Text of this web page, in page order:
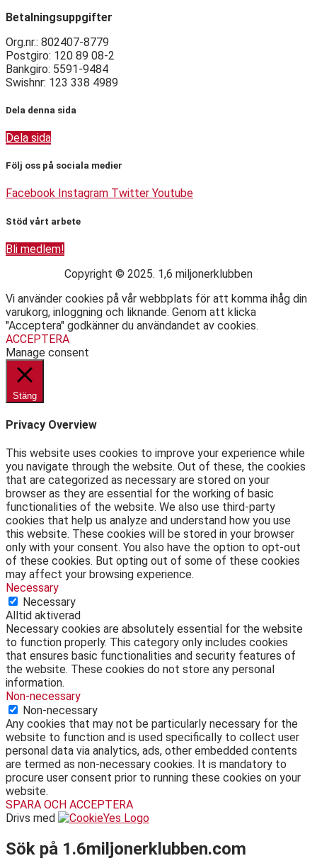
Betalningsuppgifter
Org.nr.: 802407-8779
Postgiro: 120 89 08-2
Bankgiro: 5591-9484
Swishnr: 123 338 4989
Dela denna sida
Dela sida
Följ oss på sociala medier
Facebook Instagram Twitter Youtube
Stöd vårt arbete
Bli medlem!
Copyright © 2025. 1,6 miljonerklubben
Vi använder cookies på vår webbplats för att komma ihåg din
varukorg, inloggning och liknande. Genom att klicka
"Acceptera" godkänner du användandet av cookies.
ACCEPTERA
Manage consent
Stäng
Privacy Overview
This website uses cookies to improve your experience while
you navigate through the website. Out of these, the cookies
that are categorized as necessary are stored on your
browser as they are essential for the working of basic
functionalities of the website. We also use third-party
cookies that help us analyze and understand how you use
this website. These cookies will be stored in your browser
only with your consent. You also have the option to opt-out
of these cookies. But opting out of some of these cookies
may affect your browsing experience.
Necessary
Necessary
Alltid aktiverad
Necessary cookies are absolutely essential for the website
to function properly. This category only includes cookies
that ensures basic functionalities and security features of
the website. These cookies do not store any personal
information.
Non-necessary
Non-necessary
Any cookies that may not be particularly necessary for the
website to function and is used specifically to collect user
personal data via analytics, ads, other embedded contents
are termed as non-necessary cookies. It is mandatory to
procure user consent prior to running these cookies on your
website.
SPARA OCH ACCEPTERA
Drivs med
Sök på 1.6miljonerklubben.com